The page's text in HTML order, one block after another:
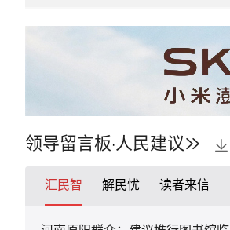
领导留言板·人民建议
汇民智 解民忧 读者来信